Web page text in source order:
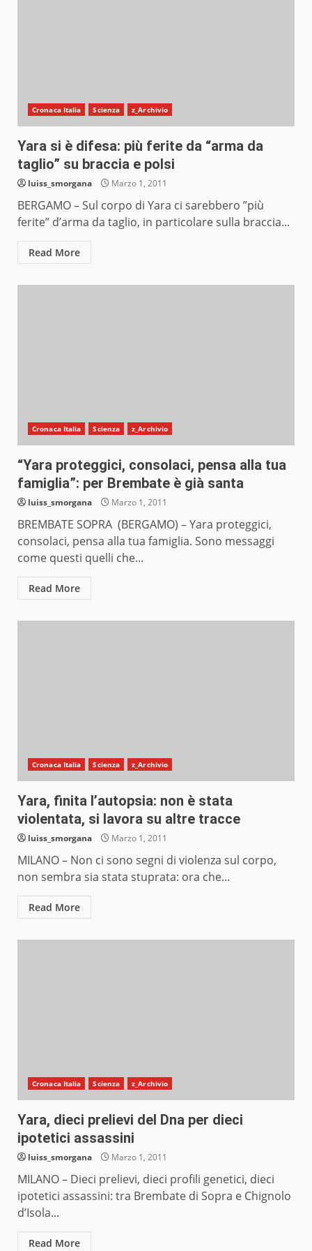
Cronaca Italia Scienza z_Archivio
Yara si è difesa: più ferite da “arma da
taglio” su braccia e polsi
luiss_smorgana Marzo 1, 2011
BERGAMO – Sul corpo di Yara ci sarebbero ”più
ferite” d’arma da taglio, in particolare sulla braccia...
Read More
Cronaca Italia Scienza z_Archivio
“Yara proteggici, consolaci, pensa alla tua
famiglia”: per Brembate è già santa
luiss_smorgana Marzo 1, 2011
BREMBATE SOPRA (BERGAMO) – Yara proteggici,
consolaci, pensa alla tua famiglia. Sono messaggi
come questi quelli che...
Read More
Cronaca Italia Scienza z_Archivio
Yara, finita l’autopsia: non è stata
violentata, si lavora su altre tracce
luiss_smorgana Marzo 1, 2011
MILANO – Non ci sono segni di violenza sul corpo,
non sembra sia stata stuprata: ora che...
Read More
Cronaca Italia Scienza z_Archivio
Yara, dieci prelievi del Dna per dieci
ipotetici assassini
luiss_smorgana Marzo 1, 2011
MILANO – Dieci prelievi, dieci profili genetici, dieci
ipotetici assassini: tra Brembate di Sopra e Chignolo
d’Isola...
Read More